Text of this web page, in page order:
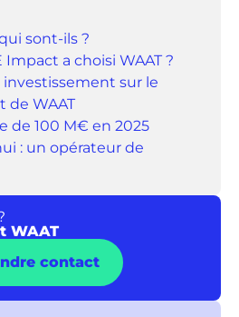
sont-ils ?
Impact a choisi WAAT ?
sur le
de WAAT
de 100 M€ en 2025
: un opérateur de
WAAT
contact